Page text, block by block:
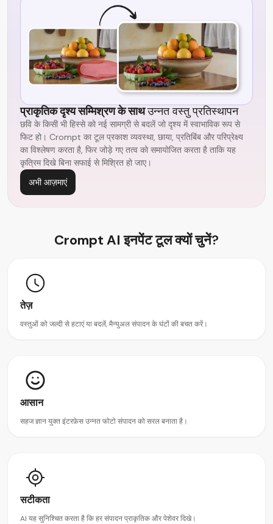
प्राकृतिक दृश्य सम्मिश्रण के साथउन्नत वस्तु प्रतिस्थापन
छवि के किसी भी हिस्से को नई सामग्री से बदलें जो दृश्य में स्वाभाविक रूप से
फिट हो। Crompt का टूल प्रकाश व्यवस्था, छाया, प्रतिबिंब और परिप्रेक्ष्य
का विश्लेषण करता है, फिर जोड़े गए तत्व को समायोजित करता है ताकि यह
कृत्रिम दिखे बिना सफाई से मिश्रित हो जाए।
अभी आज़माएं
Crompt AIइनपेंट टूल क्यों चुनें?
तेज़
वस्तुओं को जल्दी से हटाएं या बदलें, मैन्युअल संपादन के घंटों की बचत करें।
आसान
सहज ज्ञान युक्त इंटरफ़ेस उन्नत फोटो संपादन को सरल बनाता है।
सटीकता
AI यह सुनिश्चित करता है कि हर संपादन प्राकृतिक और पेशेवर दिखे।